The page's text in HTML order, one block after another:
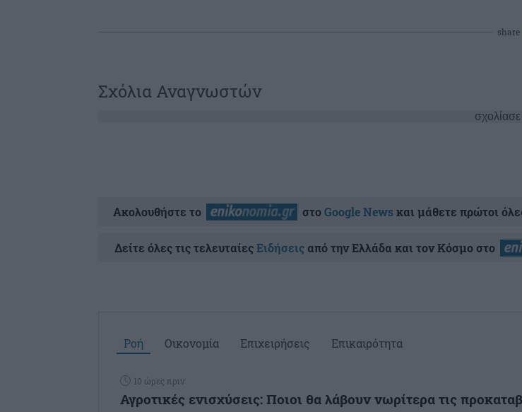
share
Σχόλια Αναγνωστών
Ακολουθήστε το στοGoogle Newsκαι μάθετε πρώτοι
Δείτε όλες τις τελευταίεςΕιδήσειςαπό την Ελλάδα και τον Κόσμο στο
Ροή Οικονομία Επιχειρήσεις Επικαιρότητα
10 ώρες πριν
Αγροτικές ενισχύσεις: Ποιοι θα λάβουν νωρίτερα τις